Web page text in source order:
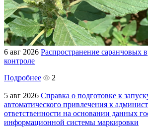
6 авг 2026 Распространение саранчовых
контроле
Подробнее
2
5 авг 2026 Справка о подготовке к
автоматического привлечения к
ответственности на основании данных
информационной системы маркировки